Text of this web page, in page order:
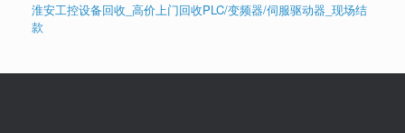
淮安工控设备回收_高价上门回收PLC/变频器/伺服驱动器_现场结
款